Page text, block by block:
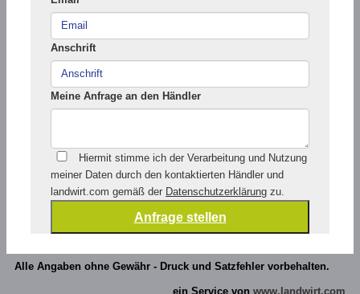
Anschrift
Meine Anfrage an den Händler
Hiermit stimme ich der Verarbeitung und Nutzung
meiner Daten durch den kontaktierten Händler und
landwirt.com gemäß der Datenschutzerklärung zu.
Alle Angaben ohne Gewähr - Druck und Satzfehler vorbehalten.
ein Service von www.landwirt.com